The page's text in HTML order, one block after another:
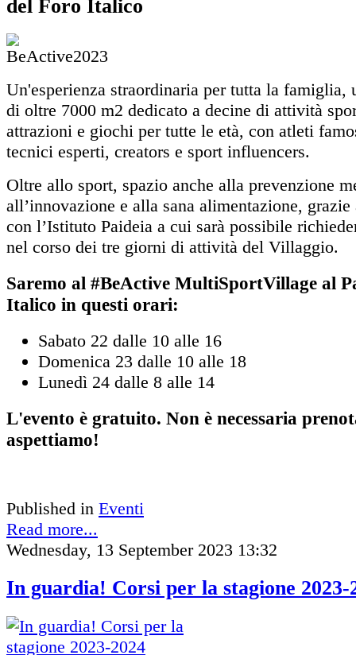
del Foro Italico
Un'esperienza straordinaria per tutta la famiglia,
di oltre 7000 m2 dedicato a decine di attività
attrazioni e giochi per tutte le età, con atleti
tecnici esperti, creators e sport influencers.
Oltre allo sport, spazio anche alla prevenzione
all’innovazione e alla sana alimentazione,
con l’Istituto Paideia a cui sarà possibile
nel corso dei tre giorni di attività del Villaggio.
Saremo al #BeActive MultiSportVillage al
Italico in questi orari:
Sabato 22 dalle 10 alle 16
Domenica 23 dalle 10 alle 18
Lunedì 24 dalle 8 alle 14
L'evento è gratuito. Non è necessaria
aspettiamo!
Published in Eventi
Read more...
Wednesday, 13 September 2023 13:32
In guardia! Corsi per la stagione 2023-